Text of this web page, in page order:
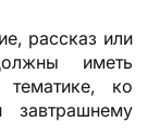
рассказ или
иметь
ко
завтрашнему